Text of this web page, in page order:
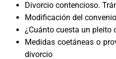
Divorcio contencioso.
Modificación del
¿Cuánto cuesta un pleito
Medidas coetáneas o
divorcio